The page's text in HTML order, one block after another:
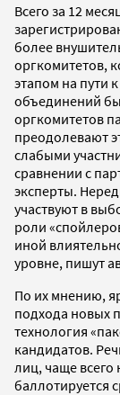
Всего за 12
более
оргкомитетов,
этапом на пути
объединений
оргкомитетов
преодолевают
слабыми
сравнении с
эксперты.
участвуют в
роли
иной
уровне, пишут
По их мнению,
подхода новых
технология
кандидатов.
лиц, чаще
баллотируется